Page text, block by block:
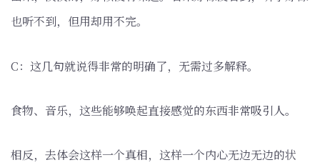
也听不到，但用却用不完。
C：这几句就说得非常的明确了，无需过多解释。
食物、音乐，这些能够唤起直接感觉的东西非常吸引人。
相反，去体会这样一个真相，这样一个内心无边无边的状